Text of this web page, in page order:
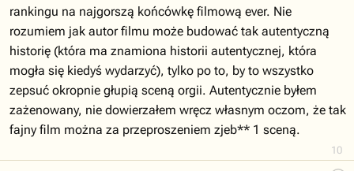
10
rankingu na najgorszą końcówkę filmową ever. Nie
rozumiem jak autor filmu może budować tak autentyczną
historię (która ma znamiona historii autentycznej, która
mogła się kiedyś wydarzyć), tylko po to, by to wszystko
zepsuć okropnie głupią sceną orgii. Autentycznie byłem
zażenowany, nie dowierzałem wręcz własnym oczom, że tak
fajny film można za przeproszeniem zjeb** 1 sceną.